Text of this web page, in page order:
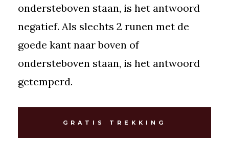
ondersteboven staan, is het antwoord
negatief. Als slechts 2 runen met de
goede kant naar boven of
ondersteboven staan, is het antwoord
getemperd.
GRATIS TREKKING